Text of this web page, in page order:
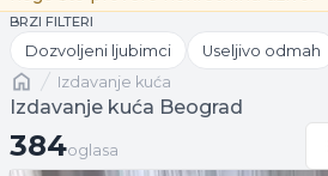
BRZI FILTERI
Dozvoljeni ljubimci Useljivo odmah
Naslovnaizdavanje kuća
Izdavanje kuća Beograd
384 oglasa
384oglasa